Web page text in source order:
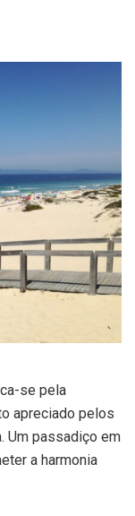
se pela
apreciado pelos
Um passadiço em
a harmonia